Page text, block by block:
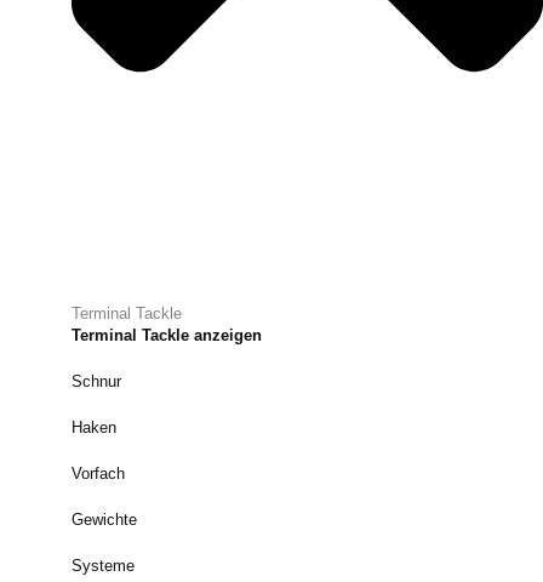
Terminal Tackle
Terminal Tackle anzeigen
Schnur
Haken
Vorfach
Gewichte
Systeme